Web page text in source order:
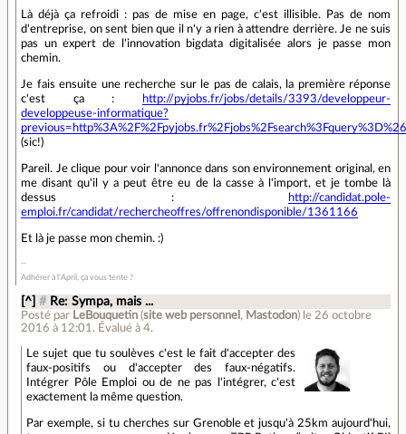
Là déjà ça refroidi : pas de mise en page, c'est illisible. Pas de nom
d'entreprise, on sent bien que il n'y a rien à attendre derrière. Je ne suis
pas un expert de l'innovation bigdata digitalisée alors je passe mon
chemin.
Je fais ensuite une recherche sur le pas de calais, la première réponse
c'est ça :
http://pyjobs.fr/jobs/details/3393/developpeur-
developpeuse-informatique?
(sic!)
Pareil. Je clique pour voir l'annonce dans son environnement original, en
me disant qu'il y a peut être eu de la casse à l'import, et je tombe là
dessus :
http://candidat.pole-
emploi.fr/candidat/rechercheoffres/offrenondisponible/1361166
Et là je passe mon chemin. :)
Adhérer à l'April, ça vous tente ?
[^] # Re: Sympa, mais ...
Posté par LeBouquetin (site web personnel , Mastodon) le 26 octobre
2016 à 12:01. Évalué à4.
Le sujet que tu soulèves c'est le fait d'accepter des
faux-positifs ou d'accepter des faux-négatifs.
Intégrer Pôle Emploi ou de ne pas l'intégrer, c'est
exactement la même question.
Par exemple, si tu cherches sur Grenoble et jusqu'à 25km aujourd'hui,